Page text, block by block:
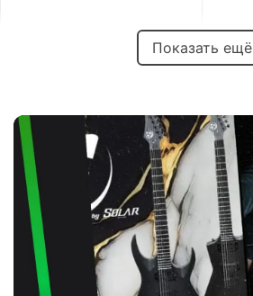
Показать ещё